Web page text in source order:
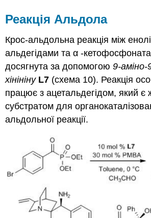
Реакція Альдола
Крос-альдольна реакція між
альдегідами та α -
досягнута за допомогою9-аміно-
хінініну L7 (схема 10). Реакція
працює з ацетальдегідом, який є
субстратом для
альдольної реакції.